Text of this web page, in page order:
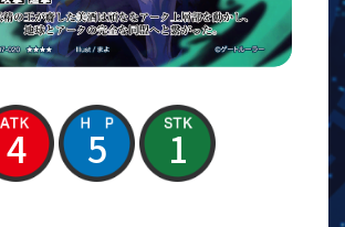
4 5 1